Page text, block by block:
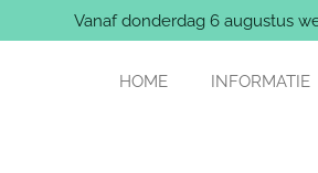
Vanaf donderdag 6 augustus
HOME INFORMATIE